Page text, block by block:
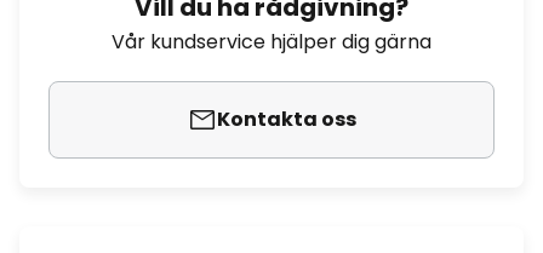
Vill du ha rådgivning?
Vår kundservice hjälper dig gärna
Kontakta oss